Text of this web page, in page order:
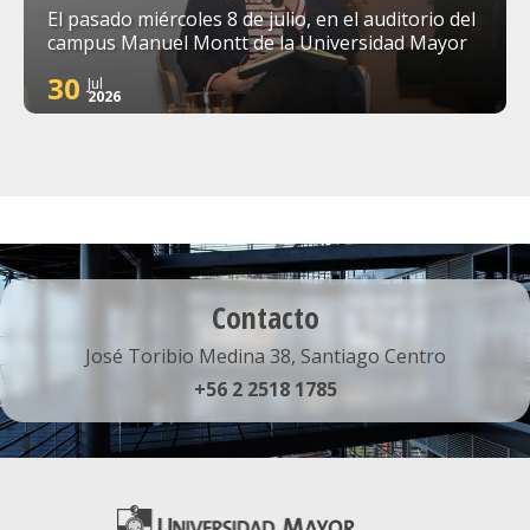
El pasado miércoles 8 de julio, en el auditorio del
campus Manuel Montt de la Universidad Mayor
30 Jul
2026
Contacto
José Toribio Medina 38, Santiago Centro
+56 2 2518 1785